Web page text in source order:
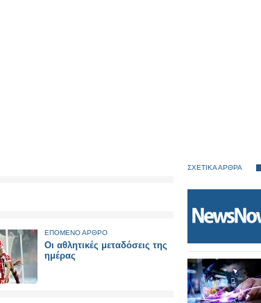
ΕΠΟΜΕΝΟ ΑΡΘΡΟ
Οι αθλητικές μεταδόσεις της
ημέρας
ΣΧΕΤΙΚΑ ΑΡΘΡΑ